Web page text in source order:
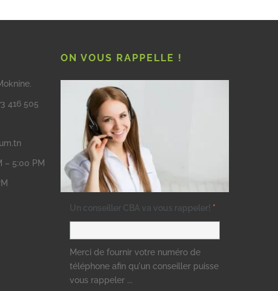
416 505
– 5:00 PM
ON VOUS RAPPELLE !
Un conseiller CBA va vous rappeler! *
Merci de fournir votre numéro de
téléphone afin qu'un conseiller puisse
vous rappeler ...